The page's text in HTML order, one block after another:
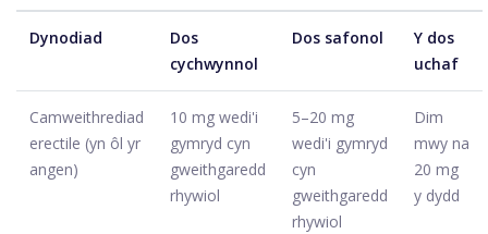
Dynodiad
Dos
cychwynnol
Dos safonol
Y dos
uchaf
Camweithrediad
erectile (yn ôl yr
angen)
10 mg wedi'i
gymryd cyn
gweithgaredd
rhywiol
5–20 mg
wedi'i gymryd
cyn
gweithgaredd
rhywiol
Dim
mwy na
20 mg
y dydd